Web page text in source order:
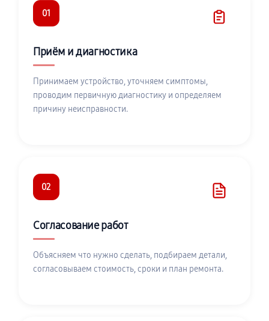
01
Приём и диагностика
Принимаем устройство, уточняем симптомы,
проводим первичную диагностику и определяем
причину неисправности.
02
Согласование работ
Объясняем что нужно сделать, подбираем детали,
согласовываем стоимость, сроки и план ремонта.